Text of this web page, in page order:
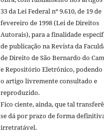
33 da Lei Federal nº 9.610, de 19 de
fevereiro de 1998 (Lei de Direitos
Autorais), para a finalidade
de publicação na Revista da
de Direito de São Bernardo do
e Repositório Eletrônico, podendo
o artigo livremente consultado e
reproduzido.
Fico ciente, ainda, que tal
se dá por prazo de forma
irretratável.